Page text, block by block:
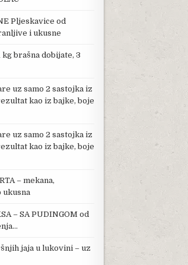
Pljeskavice od
i ukusne
kg brašna dobijate, 3
uz samo 2 sastojka iz
kao iz bajke, boje
uz samo 2 sastojka iz
kao iz bajke, boje
– mekana,
ukusna
– SA PUDINGOM od
jaja u lukovini – uz